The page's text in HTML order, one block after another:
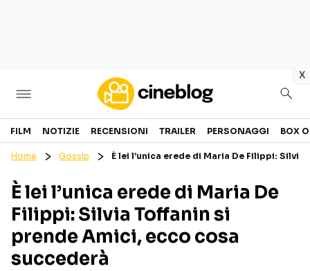
x
Cinema
GENERI
PERSONAGGI
CANALI STREAMING
Categorie
FILM NOTIZIE RECENSIONI TRAILER PERSONAGGI BOX
Home Gossip È lei l’unica erede di Maria De Filippi:
È lei l’unica erede di Maria De
Filippi: Silvia Toffanin si
prende Amici, ecco cosa
succederà